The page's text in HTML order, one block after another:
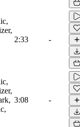
2:33 -
3:08 -